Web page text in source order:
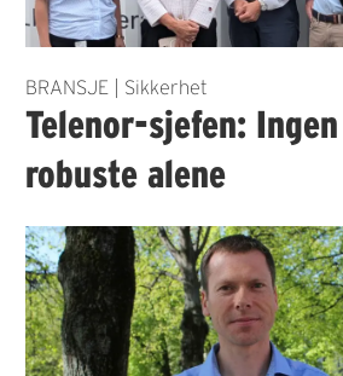
BRANSJE | Sikkerhet
Telenor-sjefen:
robuste alene